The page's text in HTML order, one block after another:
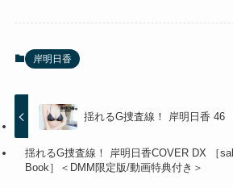
岸明日香
揺れるG捜査線！ 岸明日香 46
揺れるG捜査線！ 岸明日香COVER DX ［
Book］＜DMM限定版/動画特典付き＞